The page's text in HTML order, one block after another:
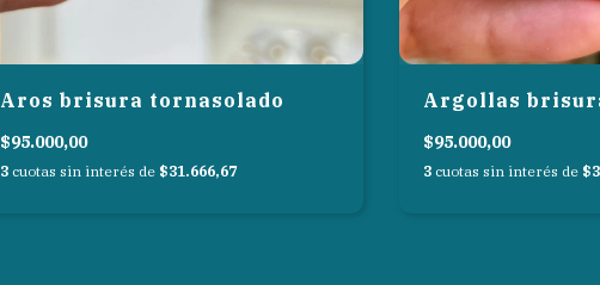
Aros brisura tornasolado
$95.000,00
3 cuotas sin interés de $31.666,67
Argollas
$95.000,00
3 cuotas sin interés de